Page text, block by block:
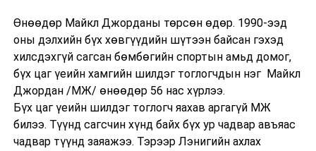
Өнөөдөр Майкл Джорданы төрсөн өдөр. 1990-ээд
оны дэлхийн бүх хөвгүүдийн шүтээн байсан гэхэд
хилсдэхгүй сагсан бөмбөгийн спортын амьд домог,
бүх цаг үеийн хамгийн шилдэг тоглогчдын нэг Майкл
Джордан /МЖ/ өнөөдөр 56 нас хүрлээ.
Бүх цаг үеийн шилдэг тоглогч яахав аргагүй МЖ
билээ. Түүнд сагсчин хүнд байх бүх ур чадвар авъяас
чадвар түүнд заяажээ. Тэрээр Лэнигийн ахлах